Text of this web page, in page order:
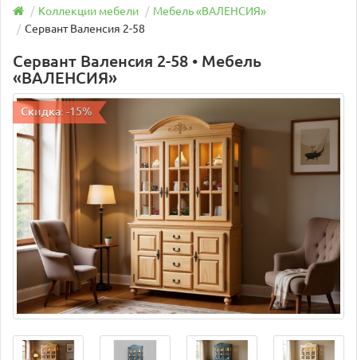
Коллекции мебели
Мебель «ВАЛЕНСИЯ»
Сервант Валенсия 2-58
Сервант Валенсия 2-58 • Мебель
«ВАЛЕНСИЯ»
Скидка: -15%